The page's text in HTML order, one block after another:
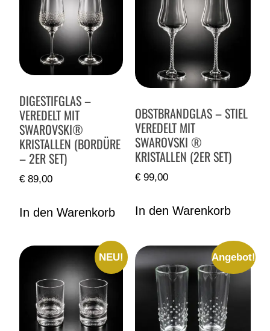
DIGESTIFGLAS –
VEREDELT MIT
SWAROVSKI®
KRISTALLEN (BORDÜRE
– 2ER SET)
€ 89,00
In den Warenkorb
OBSTBRANDGLAS – STIEL
VEREDELT MIT
SWAROVSKI ®
KRISTALLEN (2ER SET)
€99,00
In den Warenkorb
NEU! Angebot!